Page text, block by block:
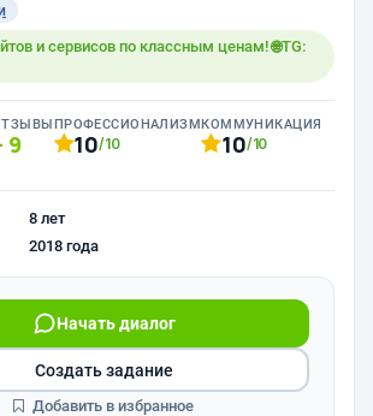
и сервисов по классным ценам! 🌐TG:
9
ПРОФЕССИОНАЛИЗМ
10/10
КОММУНИКАЦИЯ
10/10
8 лет
2018 года
Начать диалог
Создать задание
Добавить в избранное